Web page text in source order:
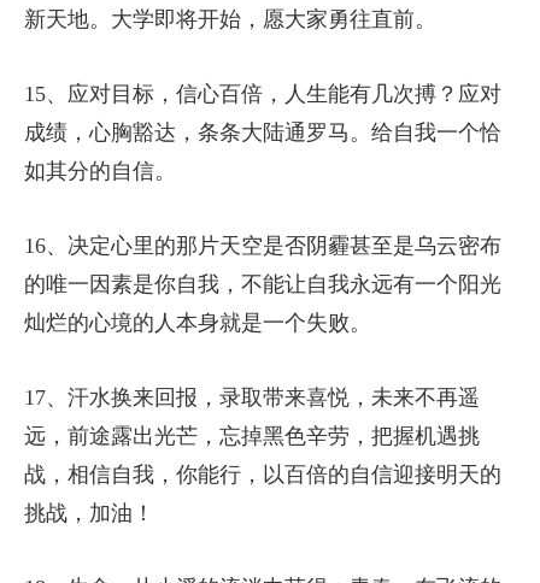
新天地。大学即将开始，愿大家勇往直前。
15、应对目标，信心百倍，人生能有几次搏？应对
成绩，心胸豁达，条条大陆通罗马。给自我一个恰
如其分的自信。
16、决定心里的那片天空是否阴霾甚至是乌云密布
的唯一因素是你自我，不能让自我永远有一个阳光
灿烂的心境的人本身就是一个失败。
17、汗水换来回报，录取带来喜悦，未来不再遥
远，前途露出光芒，忘掉黑色辛劳，把握机遇挑
战，相信自我，你能行，以百倍的自信迎接明天的
挑战，加油！